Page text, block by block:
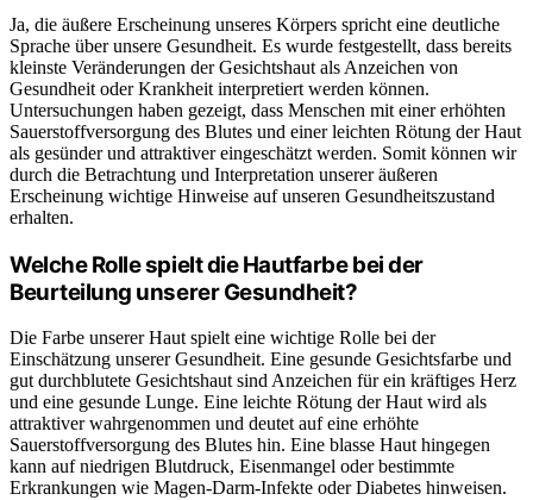
Ja, die äußere Erscheinung unseres Körpers spricht eine deutliche
Sprache über unsere Gesundheit. Es wurde festgestellt, dass bereits
kleinste Veränderungen der Gesichtshaut als Anzeichen von
Gesundheit oder Krankheit interpretiert werden können.
Untersuchungen haben gezeigt, dass Menschen mit einer erhöhten
Sauerstoffversorgung des Blutes und einer leichten Rötung der Haut
als gesünder und attraktiver eingeschätzt werden. Somit können wir
durch die Betrachtung und Interpretation unserer äußeren
Erscheinung wichtige Hinweise auf unseren Gesundheitszustand
erhalten.
Welche Rolle spielt die Hautfarbe bei der
Beurteilung unserer Gesundheit?
Die Farbe unserer Haut spielt eine wichtige Rolle bei der
Einschätzung unserer Gesundheit. Eine gesunde Gesichtsfarbe und
gut durchblutete Gesichtshaut sind Anzeichen für ein kräftiges Herz
und eine gesunde Lunge. Eine leichte Rötung der Haut wird als
attraktiver wahrgenommen und deutet auf eine erhöhte
Sauerstoffversorgung des Blutes hin. Eine blasse Haut hingegen
kann auf niedrigen Blutdruck, Eisenmangel oder bestimmte
Erkrankungen wie Magen-Darm-Infekte oder Diabetes hinweisen.